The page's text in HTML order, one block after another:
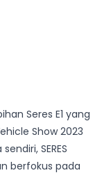
Seres E1 yang
Show 2023
SERES
berfokus pada